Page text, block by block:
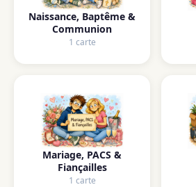
Naissance, Baptême &
Communion
1 carte
Mariage, PACS &
Fiançailles
1 carte